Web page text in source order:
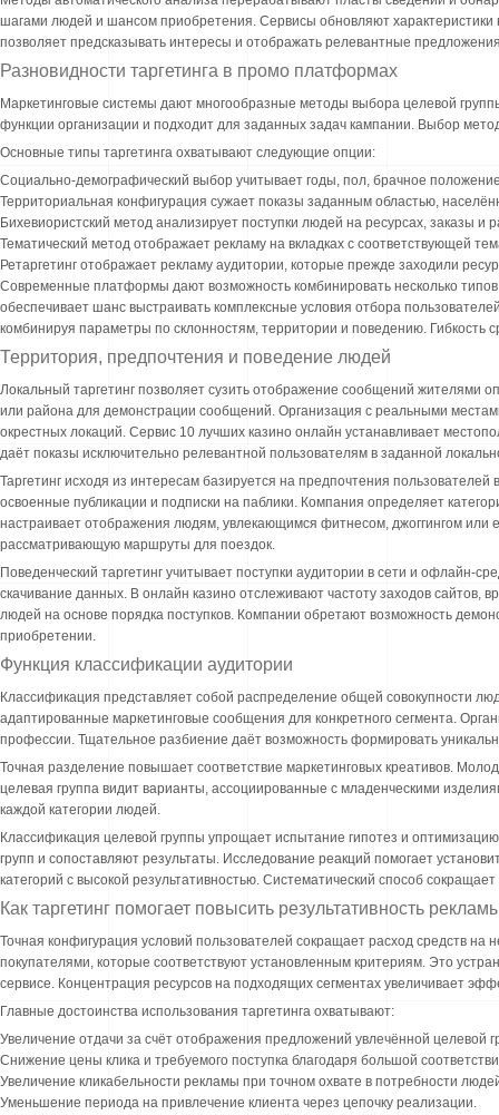
шагами людей и шансом приобретения. Сервисы обновляют
позволяет предсказывать интересы и отображать релевантные
Разновидности таргетинга в промо платформах
Маркетинговые системы дают многообразные методы выбора целевой
функции организации и подходит для заданных задач кампании. Выбор
Основные типы таргетинга охватывают следующие опции:
Социально-демографический выбор учитывает годы, пол, брачное
Территориальная конфигурация сужает показы заданным областью,
Бихевиористский метод анализирует поступки людей на ресурсах, заказы и
Тематический метод отображает рекламу на вкладках с соответствующей
Ретаргетинг отображает рекламу аудитории, которые прежде заходили
Современные платформы дают возможность комбинировать несколько
обеспечивает шанс выстраивать комплексные условия отбора
комбинируя параметры по склонностям, территории и поведению. Гибкость
Территория, предпочтения и поведение людей
Локальный таргетинг позволяет сузить отображение сообщений жителями
или района для демонстрации сообщений. Организация с реальными
окрестных локаций. Сервис 10 лучших казино онлайн устанавливает
даёт показы исключительно релевантной пользователям в заданной
Таргетинг исходя из интересам базируется на предпочтения
освоенные публикации и подписки на паблики. Компания определяет
настраивает отображения людям, увлекающимся фитнесом, джоггингом или
рассматривающую маршруты для поездок.
Поведенческий таргетинг учитывает поступки аудитории в сети и
скачивание данных. В онлайн казино отслеживают частоту заходов
людей на основе порядка поступков. Компании обретают возможность
приобретении.
Функция классификации аудитории
Классификация представляет собой распределение общей совокупности
адаптированные маркетинговые сообщения для конкретного сегмента.
профессии. Тщательное разбиение даёт возможность формировать
Точная разделение повышает соответствие маркетинговых креативов.
целевая группа видит варианты, ассоциированные с младенческими
каждой категории людей.
Классификация целевой группы упрощает испытание гипотез и
групп и сопоставляют результаты. Исследование реакций помогает
категорий с высокой результативностью. Систематический способ
Как таргетинг помогает повысить результативность
Точная конфигурация условий пользователей сокращает расход средств
покупателями, которые соответствуют установленным критериям. Это
сервисе. Концентрация ресурсов на подходящих сегментах увеличивает
Главные достоинства использования таргетинга охватывают:
Увеличение отдачи за счёт отображения предложений увлечённой целевой
Снижение цены клика и требуемого поступка благодаря большой
Увеличение кликабельности рекламы при точном охвате в потребности
Уменьшение периода на привлечение клиента через цепочку реализации.